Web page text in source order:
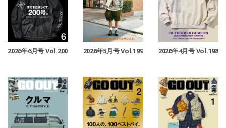
2026年6月号 Vol.200 2026年5月号 Vol.199 2026年4月号 Vol.198